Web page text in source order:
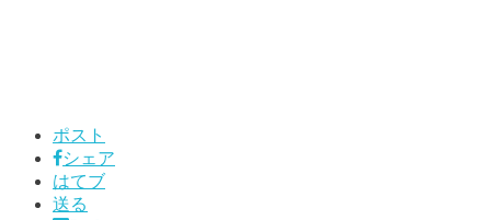
ポスト
シェア
はてブ
送る